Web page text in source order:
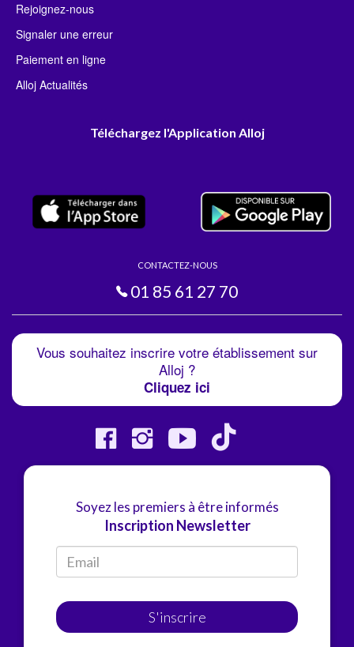
Rejoignez-nous
Signaler une erreur
Paiement en ligne
Alloj Actualités
Téléchargez l'Application Alloj
CONTACTEZ-NOUS
01 85 61 27 70
Vous souhaitez inscrire votre établissement sur
Alloj ?
Cliquez ici
Soyez les premiers à être informés
Inscription Newsletter
S'inscrire